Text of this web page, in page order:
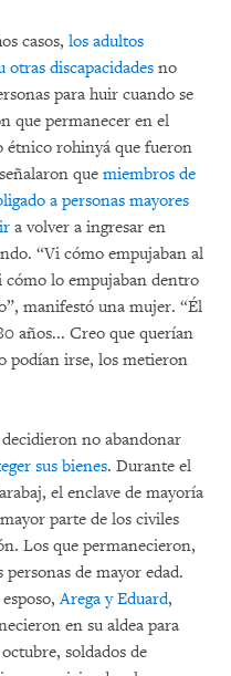
casos, los adultos
discapacidades no
para huir cuando se
que permanecer en el
étnico rohinyá que fueron
que miembros de
a personas mayores
a volver a ingresar en
“Vi cómo empujaban al
cómo lo empujaban dentro
manifestó una mujer. “Él
años... Creo que querían
podían irse, los metieron
decidieron no abandonar
sus bienes. Durante el
el enclave de mayoría
parte de los civiles
Los que permanecieron,
de mayor edad.
esposo,Arega y Eduard,
en su aldea para
soldados de